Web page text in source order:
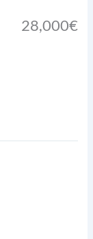
28,000€